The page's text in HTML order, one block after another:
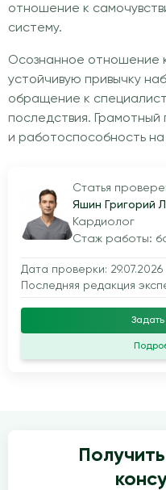
отношение к
систему.
Осознанное отношение
устойчивую привычку
обращение к
последствия. Грамотный
и работоспособность на
Статья
Яшин Григорий
Кардиолог
Стаж работы:
Дата проверки: 29.07.2026
Последняя редакция